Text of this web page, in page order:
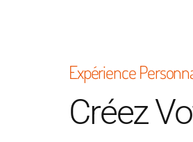
Expérience
Créez